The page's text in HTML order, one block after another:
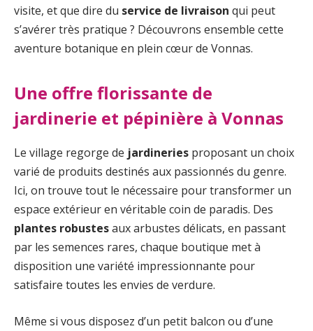
visite, et que dire du service de livraison qui peut
s’avérer très pratique ? Découvrons ensemble cette
aventure botanique en plein cœur de Vonnas.
Une offre florissante de
jardinerie et pépinière à Vonnas
Le village regorge de jardineries proposant un choix
varié de produits destinés aux passionnés du genre.
Ici, on trouve tout le nécessaire pour transformer un
espace extérieur en véritable coin de paradis. Des
plantes robustesaux arbustes délicats, en passant
par les semences rares, chaque boutique met à
disposition une variété impressionnante pour
satisfaire toutes les envies de verdure.
Même si vous disposez d’un petit balcon ou d’une